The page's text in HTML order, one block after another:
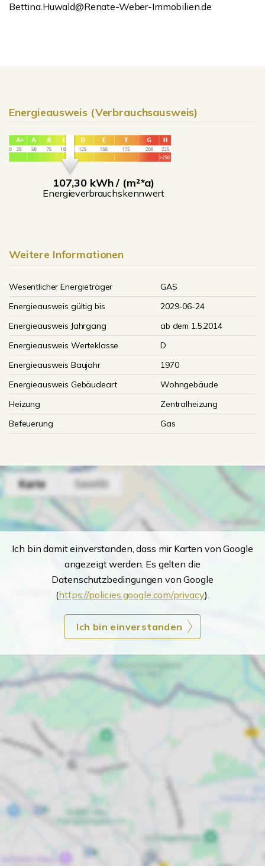
Bettina.Huwald@Renate-Weber-Immobilien.de
Energieausweis (Verbrauchsausweis)
107,30 kWh / (m²*a)
Energieverbrauchskennwert
Weitere Informationen
Wesentlicher Energieträger
GAS
Energieausweis gültig bis
2029-06-24
Energieausweis Jahrgang
ab dem 1.5.2014
Energieausweis Werteklasse
D
Energieausweis Baujahr
1970
Energieausweis Gebäudeart
Wohngebäude
Heizung
Zentralheizung
Befeuerung
Gas
Ich bin damit einverstanden, dass mir Karten von Google
angezeigt werden. Es gelten die
Datenschutzbedingungen von Google
(https://policies.google.com/privacy).
Ich bin einverstanden